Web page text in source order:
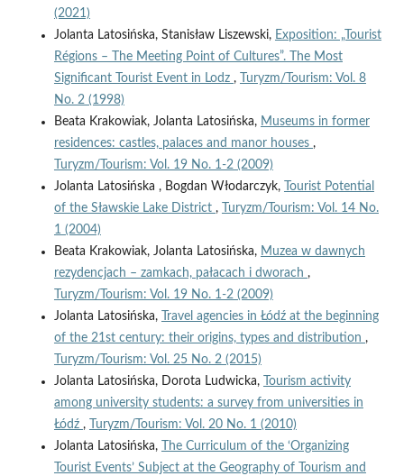
(2021)
Jolanta Latosińska, Stanisław Liszewski, Exposition: „Tourist
Régions – The Meeting Point of Cultures”. The Most
Significant Tourist Event in Lodz ,
Turyzm/Tourism: Vol. 8
No. 2 (1998)
Beata Krakowiak, Jolanta Latosińska, Museums in former
residences: castles, palaces and manor houses ,
Turyzm/Tourism: Vol. 19 No. 1-2 (2009)
Jolanta Latosińska , Bogdan Włodarczyk,
Tourist Potential
of the Sławskie Lake District ,
Turyzm/Tourism: Vol. 14 No.
1 (2004)
Beata Krakowiak, Jolanta Latosińska, Muzea w dawnych
rezydencjach – zamkach, pałacach i dworach ,
Turyzm/Tourism: Vol. 19 No. 1-2 (2009)
Jolanta Latosińska,
Travel agencies in Łódź at the beginning
of the 21st century: their origins, types and distribution ,
Turyzm/Tourism: Vol. 25 No. 2 (2015)
Jolanta Latosińska, Dorota Ludwicka,
Tourism activity
among university students: a survey from universities in
Łódź ,
Turyzm/Tourism: Vol. 20 No. 1 (2010)
Jolanta Latosińska,
The Curriculum of the ‘Organizing
Tourist Events’ Subject at the Geography of Tourism and